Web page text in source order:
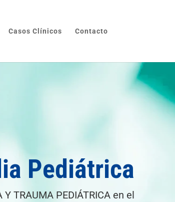
Casos Clínicos Contacto
Pediátrica
Y TRAUMA PEDIÁTRICA en el